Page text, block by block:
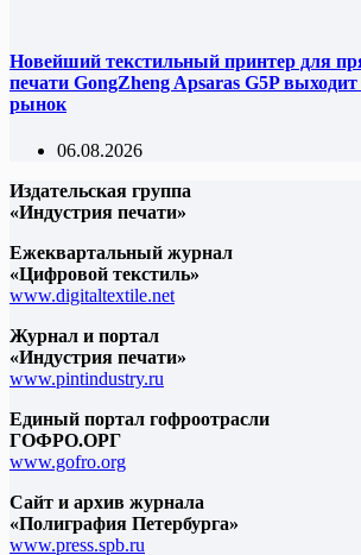
Новейший текстильный принтер для
печати GongZheng Apsaras G5P
рынок
06.08.2026
Издательская группа
«Индустрия печати»
Ежеквартальный журнал
«Цифровой текстиль»
www.digitaltextile.net
Журнал и портал
«Индустрия печати»
www.pintindustry.ru
Единый портал гофроотрасли
ГОФРО.ОРГ
www.gofro.org
Сайт и архив журнала
«Полиграфия Петербурга»
www.press.spb.ru